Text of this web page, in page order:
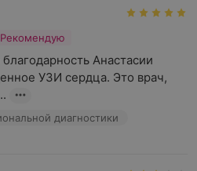
Рекомендую
Анастасии
УЗИ сердца​. Это врач,
диагностики